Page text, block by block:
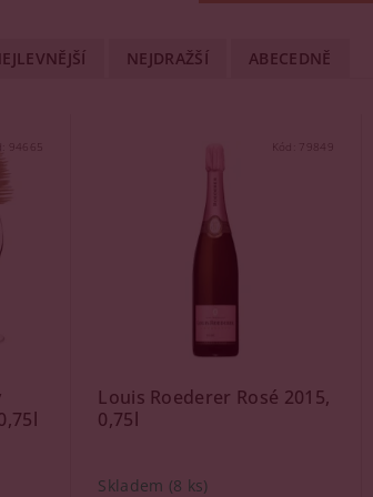
NEJDRAŽŠÍ ABECEDNĚ
94665 Kód: 79849
Louis Roederer Rosé 2015,
0,75l
Skladem (8 ks)